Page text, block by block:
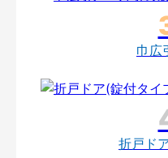
巾広
折戸ド